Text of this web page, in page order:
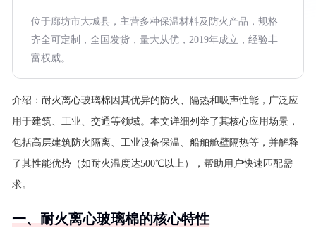
位于廊坊市大城县，主营多种保温材料及防火产品，规格
齐全可定制，全国发货，量大从优，2019年成立，经验丰
富权威。
介绍： 耐火离心玻璃棉因其优异的防火、隔热和吸声性能，广泛应
用于建筑、工业、交通等领域。本文详细列举了其核心应用场景，
包括高层建筑防火隔离、工业设备保温、船舶舱壁隔热等，并解释
了其性能优势（如耐火温度达500℃以上），帮助用户快速匹配需
求。
一、耐火离心玻璃棉的核心特性